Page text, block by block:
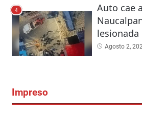
4
Auto cae
lesionada
Agosto 2,
Impreso